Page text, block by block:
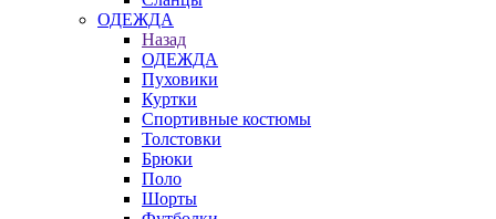
ОДЕЖДА
Назад
ОДЕЖДА
Пуховики
Куртки
Спортивные костюмы
Толстовки
Брюки
Поло
Шорты